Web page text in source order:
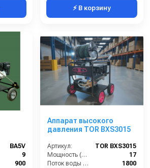
⚡ В корзину
BA5V
9
900
Аппарат высокого
давления TOR BXS3015
Артикул:
TOR BXS3015
Мощность (л/с):
17
Поток воды (л/час):
1800